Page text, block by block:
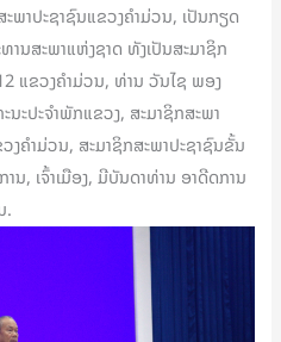
າປະຊາຊົນແຂວງຄໍາມ່ວນ, ເປັນກຽດ
ານສະພາແຫ່ງຊາດ ທັງເປັນສະມາຊິກ
ແຂວງຄໍາມ່ວນ, ທ່ານ ວັນໄຊ ພອງ
ະປະຈຳພັກແຂວງ, ສະມາຊິກສະພາ
ງຄໍາມ່ວນ, ສະມາຊິກສະພາປະຊາຊົນຂັ້ນ
, ເຈົ້າເມືອງ, ມີບັນດາທ່ານ ອາດີດການ
.